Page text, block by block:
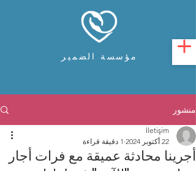
مؤسسة الضمير
منشور
أجرينا محادثة عميقة مع فرات أجار
İletişim
22 أكتوبر 2024
1 دقيقة قراءة